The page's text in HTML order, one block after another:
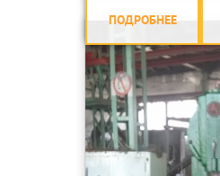
ПОДРОБНЕЕ